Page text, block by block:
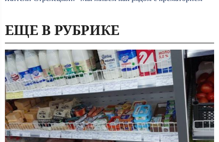
ЕЩЕ В РУБРИКЕ